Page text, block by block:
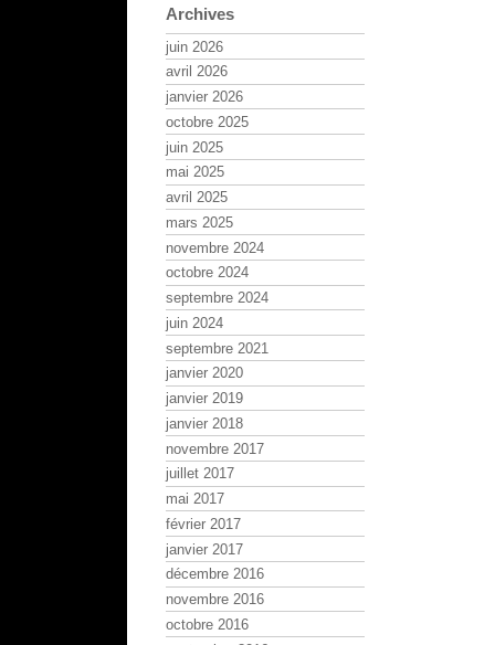
Archives
juin 2026
avril 2026
janvier 2026
octobre 2025
juin 2025
mai 2025
avril 2025
mars 2025
novembre 2024
octobre 2024
septembre 2024
juin 2024
septembre 2021
janvier 2020
janvier 2019
janvier 2018
novembre 2017
juillet 2017
mai 2017
février 2017
janvier 2017
décembre 2016
novembre 2016
octobre 2016